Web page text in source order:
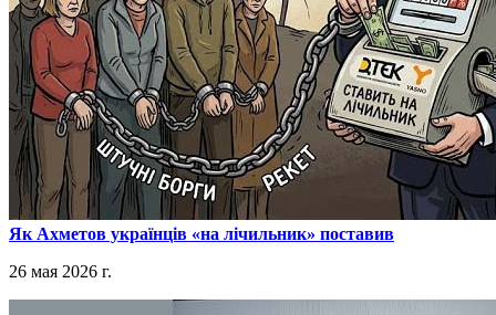
​Як Ахметов українців «на лічильник» поставив
26 мая 2026 г.